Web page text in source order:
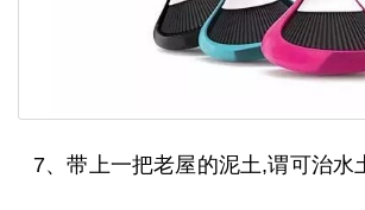
7、带上一把老屋的泥土,谓可治水